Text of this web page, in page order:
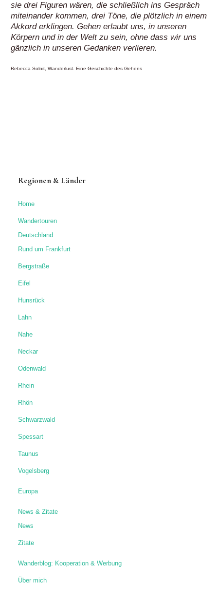
sie drei Figuren wären, die schließlich ins Gespräch
miteinander kommen, drei Töne, die plötzlich in einem
Akkord erklingen. Gehen erlaubt uns, in unseren
Körpern und in der Welt zu sein, ohne dass wir uns
gänzlich in unseren Gedanken verlieren.
Rebecca Solnit, Wanderlust. Eine Geschichte des Gehens
Regionen & Länder
Home
Wandertouren
Deutschland
Rund um Frankfurt
Bergstraße
Eifel
Hunsrück
Lahn
Nahe
Neckar
Odenwald
Rhein
Rhön
Schwarzwald
Spessart
Taunus
Vogelsberg
Europa
News & Zitate
News
Zitate
Wanderblog: Kooperation & Werbung
Über mich